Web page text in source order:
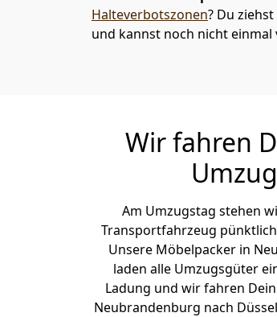
Halteverbotszonen? Du
und kannst noch nicht
Wir fahren
Umzug
Am Umzugstag stehen
Transportfahrzeug
Unsere Möbelpacker in
laden alle Umzugsgüter
Ladung und wir fahren
Neubrandenburg nach